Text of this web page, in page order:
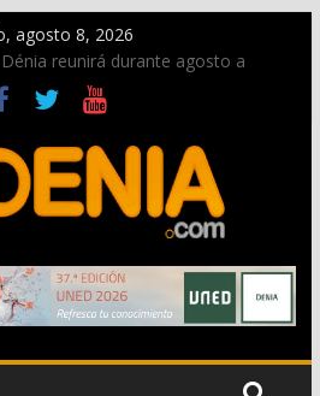
agosto 8, 2026
Dénia reunirá durante agosto a
en los Jardins de
donar sangre en Cruz Roja
en la Segunda Entraeta Festera
de Dénia más de 50.000 imágenes
de ambiente la calle Marqués de
la Capitanía Cristiana